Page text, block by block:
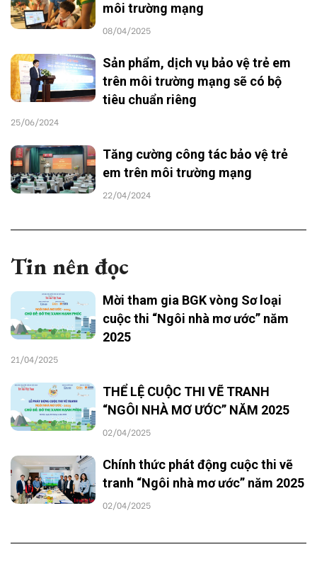
môi trường mạng
08/04/2025
Sản phẩm, dịch vụ bảo vệ trẻ em
trên môi trường mạng sẽ có bộ
tiêu chuẩn riêng
25/06/2024
Tăng cường công tác bảo vệ trẻ
em trên môi trường mạng
22/04/2024
Tin nên đọc
Mời tham gia BGK vòng Sơ loại
cuộc thi “Ngôi nhà mơ ước” năm
2025
21/04/2025
THỂ LỆ CUỘC THI VẼ TRANH
“NGÔI NHÀ MƠ ƯỚC” NĂM 2025
02/04/2025
Chính thức phát động cuộc thi vẽ
tranh “Ngôi nhà mơ ước” năm 2025
02/04/2025